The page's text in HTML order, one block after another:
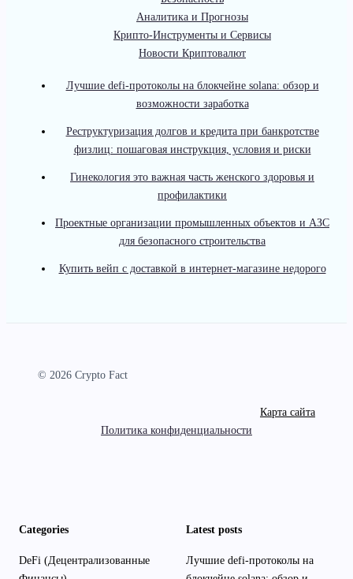
Аналитика и Прогнозы
Крипто-Инструменты и Сервисы
Новости Криптовалют
Лучшие defi-протоколы на блокчейне solana: обзор и
возможности заработка
Реструктуризация долгов и кредита при банкротстве
физлиц: пошаговая инструкция, условия и риски
Гинекология это важная часть женского здоровья и
профилактики
Проектные организации промышленных объектов и АЗС
для безопасного строительства
Купить вейп с доставкой в интернет-магазине недорого
© 2026 Crypto Fact
Карта сайта
Политика конфиденциальности
Categories
DeFi (Децентрализованные
Latest posts
Лучшие defi-протоколы на